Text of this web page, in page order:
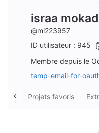
israa
@mi223957
ID utilisateur : 945
Membre depuis le
temp-email-for-
Projets favoris